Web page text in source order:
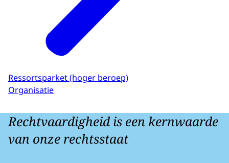
Ressortsparket (hoger beroep)
Organisatie
Rechtvaardigheid is een kernwaarde
van onze rechtsstaat